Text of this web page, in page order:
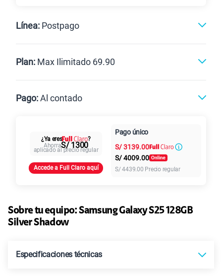
Línea: Postpago
Postpago
Plan: Max Ilimitado 69.90
Paga solo
125GBen alta velocidad
79.90
155 GBen alta velocidad
Ver más planes
Pago:Al contado
Al contado Cuotas Claro
intereses
¿Ya eres
?
AhorraS/ 1300
aplicado al precio regular
Accede a Full Claro aquí
Pago único
S/3139.00
S/4009.00
S/4439.00 Precio regular
Sobre tu equipo: SamsungGalaxy S25 128GB
Silver Shadow
Especificaciones técnicas